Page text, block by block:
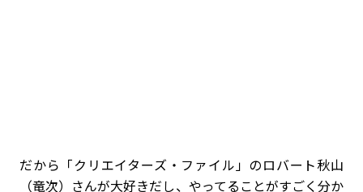
だから「クリエイターズ・ファイル」のロバート秋山
（竜次）さんが大好きだし、やってることがすごく分か